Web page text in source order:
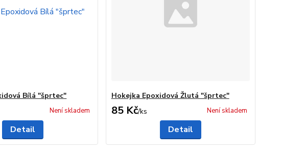
Bílá "šprtec"
Není skladem
Detail
Hokejka Epoxidová Žlutá "šprtec"
85 Kč/ks Není skladem
Detail